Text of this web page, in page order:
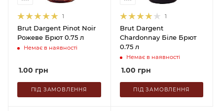
1
Brut Dargent Pinot Noir
Рожеве Брют 0.75 л
Немає в наявності
1.00 грн
ПІД ЗАМОВЛЕННЯ
1
Brut Dargent
Chardonnay Біле Брют
0.75 л
Немає в наявності
1.00 грн
ПІД ЗАМОВЛЕННЯ